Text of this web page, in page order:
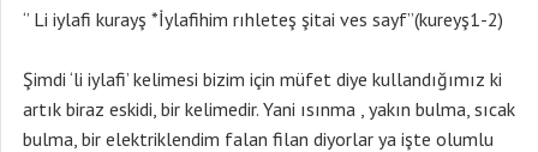
‘’ Li iylafi kurayş *İylafihim rıhleteş şitai ves sayf’’(kureyş1-2)
Şimdi ‘li iylafi’ kelimesi bizim için müfet diye kullandığımız ki
artık biraz eskidi, bir kelimedir. Yani ısınma , yakın bulma, sıcak
bulma, bir elektriklendim falan filan diyorlar ya işte olumlu